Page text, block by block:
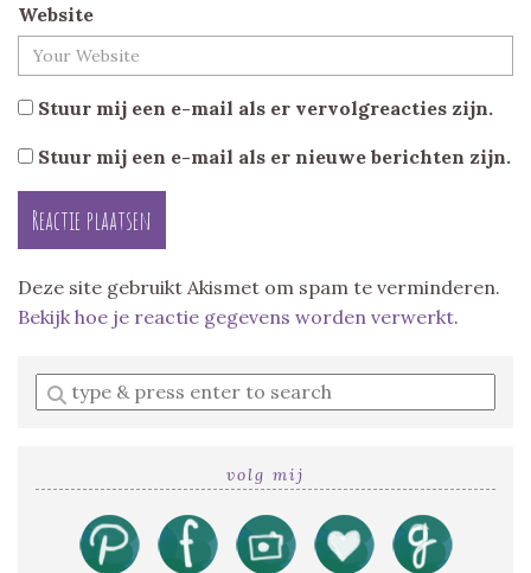
Website
Stuur mij een e-mail als er vervolgreacties zijn.
Stuur mij een e-mail als er nieuwe berichten zijn.
Deze site gebruikt Akismet om spam te verminderen.
Bekijk hoe je reactie gegevens worden verwerkt.
Enter
a
volg mij